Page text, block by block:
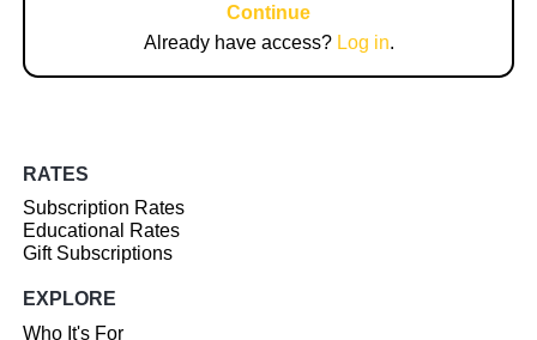
Continue
Already have access? Log in.
RATES
Subscription Rates
Educational Rates
Gift Subscriptions
EXPLORE
Who It's For